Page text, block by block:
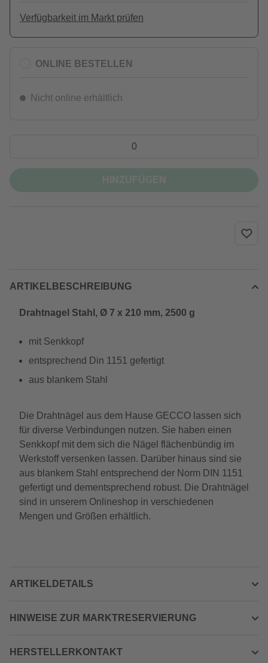
Verfügbarkeit im Markt prüfen
ONLINE BESTELLEN
Nicht online erhältlich
ARTIKELBESCHREIBUNG
Drahtnagel Stahl, Ø 7 x 210 mm, 2500 g
mit Senkkopf
entsprechend Din 1151 gefertigt
aus blankem Stahl
Die Drahtnägel aus dem Hause GECCO lassen sich
für diverse Verbindungen nutzen. Sie haben einen
Senkkopf mit dem sich die Nägel flächenbündig im
Werkstoff versenken lassen. Darüber hinaus sind sie
aus blankem Stahl entsprechend der Norm DIN 1151
gefertigt und dementsprechend robust. Die Drahtnägel
sind in unserem Onlineshop in verschiedenen
Mengen und Größen erhältlich.
ARTIKELDETAILS
HINWEISE ZUR MARKTRESERVIERUNG
HERSTELLERKONTAKT